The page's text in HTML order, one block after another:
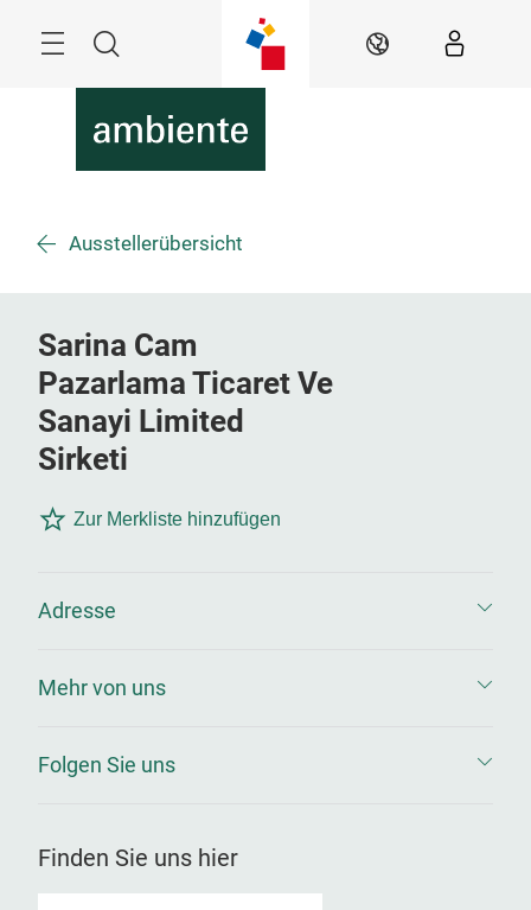
Suche DE
Ausstellerübersicht
Sarina Cam
Pazarlama Ticaret Ve
Sanayi Limited
Sirketi
Zur Merkliste hinzufügen
Adresse
Mehr von uns
Folgen Sie uns
Finden Sie uns hier